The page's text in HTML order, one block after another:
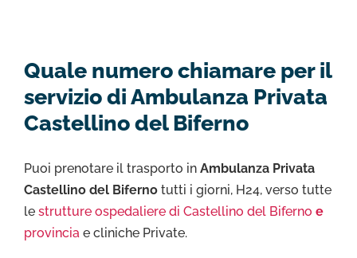
Quale numero chiamare per il
servizio di Ambulanza Privata
Castellino del Biferno
Puoi prenotare il trasporto in Ambulanza Privata
Castellino del Biferno tutti i giorni, H24, verso tutte
le strutture ospedaliere di Castellino del Biferno e
provincia e cliniche Private.